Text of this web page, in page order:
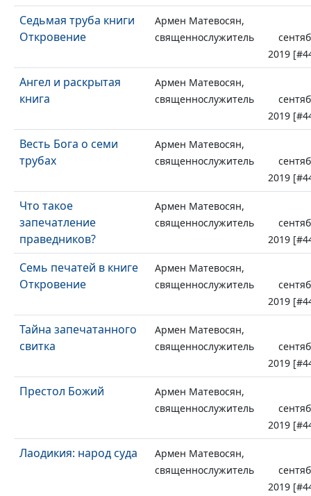
Седьмая труба книги
Откровение
Армен Матевосян,
священнослужитель
2019
Ангел и раскрытая
книга
Армен Матевосян,
священнослужитель
2019
Весть Бога о семи
трубах
Армен Матевосян,
священнослужитель
2019
Что такое
запечатление
праведников?
Армен Матевосян,
священнослужитель
2019
Семь печатей в книге
Откровение
Армен Матевосян,
священнослужитель
2019
Тайна запечатанного
свитка
Армен Матевосян,
священнослужитель
2019
Престол Божий
Армен Матевосян,
священнослужитель
2019
Лаодикия: народ суда
Армен Матевосян,
священнослужитель
2019